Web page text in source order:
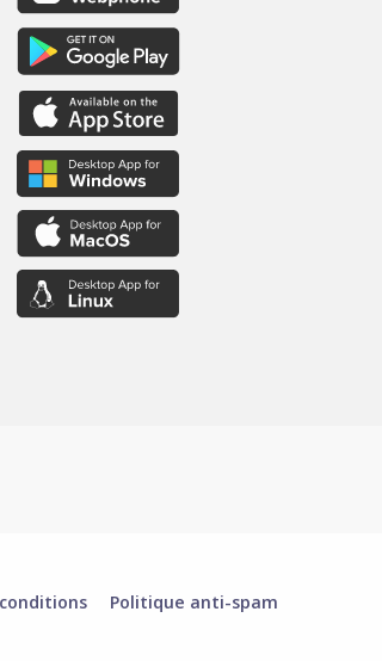
Politique anti-spam